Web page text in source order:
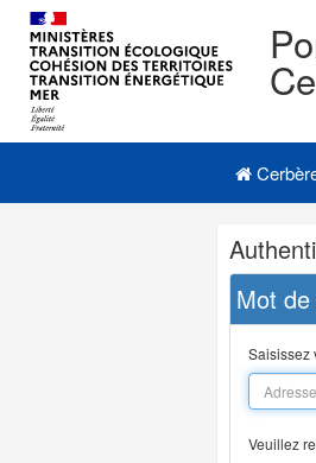
Navigation
Menu principal
et
outils
annexes
Mot
Saisissez
Veuillez